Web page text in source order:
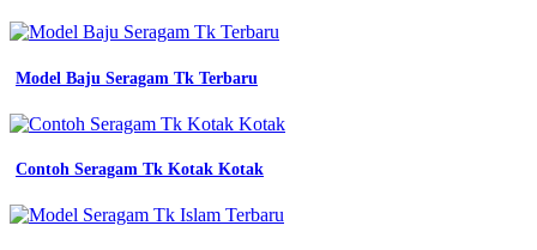
safety
seragam
wearpack
lapangan
wearpack
coverall
baju
jual
Model Baju Seragam Tk Terbaru
Contoh Seragam Tk Kotak Kotak